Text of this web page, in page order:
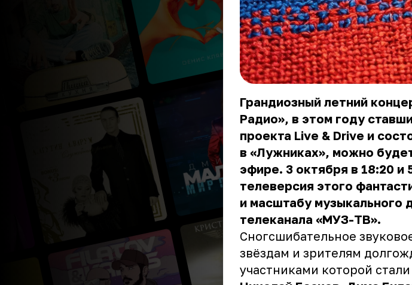
Грандиозный летний
Радио», в этом году
проекта Live & Drive и
в «Лужниках», можно
эфире. 3 октября в 18:20 и
телеверсия этого
и масштабу музыкального
телеканала «МУЗ-ТВ».
Сногсшибательное
звёздам и зрителям
участниками которой стали